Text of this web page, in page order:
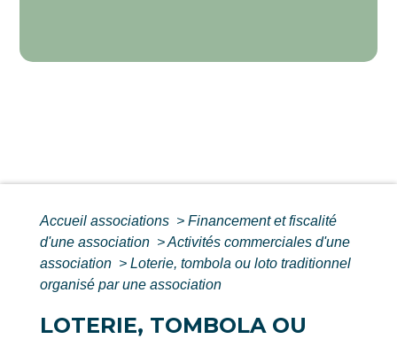
Accueil associations > Financement et fiscalité
d'une association >Activités commerciales d'une
association > Loterie, tombola ou loto traditionnel
organisé par une association
LOTERIE, TOMBOLA OU